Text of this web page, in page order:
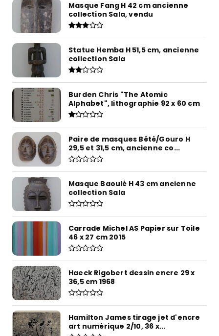
Masque Fang H 42 cm ancienne
collection Sala, vendu
Statue Hemba H 51,5 cm, ancienne
collection Sala
Burden Chris "The Atomic
Alphabet", lithographie 92 x 60 cm
Paire de masques Bété/Gouro H
29,5 et 31,5 cm, ancienne co...
Masque Baoulé H 43 cm ancienne
collection Sala
Carrade Michel AS Papier sur Toile
46 x 27 cm 2015
Haeck Rigobert dessin encre 29 x
36,5 cm 1968
Hamilton James tirage jet d'encre
art numérique 2/10, 36 x...